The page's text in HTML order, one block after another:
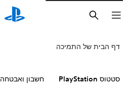
חיפוש
דף הבית של התמיכה
סטטוס PlayStation חשבון ואבטחה